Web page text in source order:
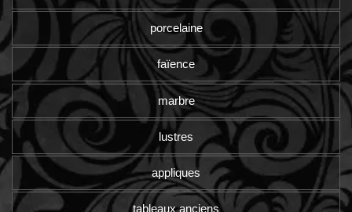
porcelaine
faïence
marbre
lustres
appliques
tableaux anciens